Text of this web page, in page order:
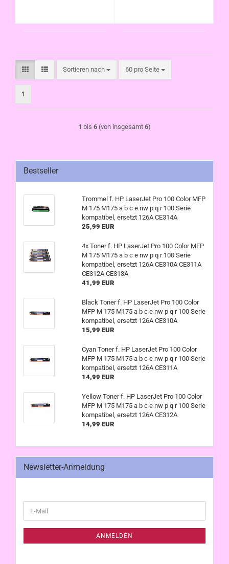
Sortieren nach
Sortieren nach 60 pro Seite
pro Seite
1
1 bis 6 (von insgesamt 6)
Bestseller
Trommel f. HP LaserJet Pro 100 Color MFP
M 175 M175 a b c e nw p q r 100 Serie
kompatibel, ersetzt 126A CE314A
25,99 EUR
4x Toner f. HP LaserJet Pro 100 Color MFP
M 175 M175 a b c e nw p q r 100 Serie
kompatibel, ersetzt 126A CE310A CE311A
CE312A CE313A
41,99 EUR
Black Toner f. HP LaserJet Pro 100 Color
MFP M 175 M175 a b c e nw p q r 100 Serie
kompatibel, ersetzt 126A CE310A
15,99 EUR
Cyan Toner f. HP LaserJet Pro 100 Color
MFP M 175 M175 a b c e nw p q r 100 Serie
kompatibel, ersetzt 126A CE311A
14,99 EUR
Yellow Toner f. HP LaserJet Pro 100 Color
MFP M 175 M175 a b c e nw p q r 100 Serie
kompatibel, ersetzt 126A CE312A
14,99 EUR
Newsletter-Anmeldung
ZUR
E-
Mail
ANMELDEN